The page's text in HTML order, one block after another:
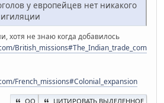
у европейцев нет никакого
хотя не знаю когда добавилось
British_missions#The_Indian_trade_com
French_missions#Colonial_expansion
QQ ЦИТИРОВАТЬ ВЫДЕЛЕННОЕ